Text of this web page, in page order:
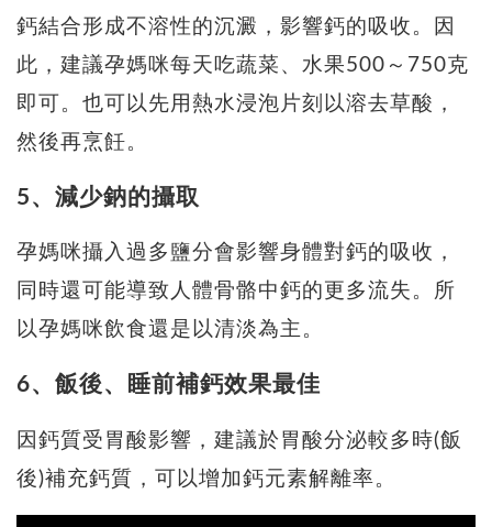
鈣結合形成不溶性的沉澱，影響鈣的吸收。因
此，建議孕媽咪每天吃蔬菜、水果500～750克
即可。也可以先用熱水浸泡片刻以溶去草酸，
然後再烹飪。
5、減少鈉的攝取
孕媽咪攝入過多鹽分會影響身體對鈣的吸收，
同時還可能導致人體骨骼中鈣的更多流失。所
以孕媽咪飲食還是以清淡為主。
6、飯後、睡前補鈣效果最佳
因鈣質受胃酸影響，建議於胃酸分泌較多時(飯
後)補充鈣質，可以增加鈣元素解離率。